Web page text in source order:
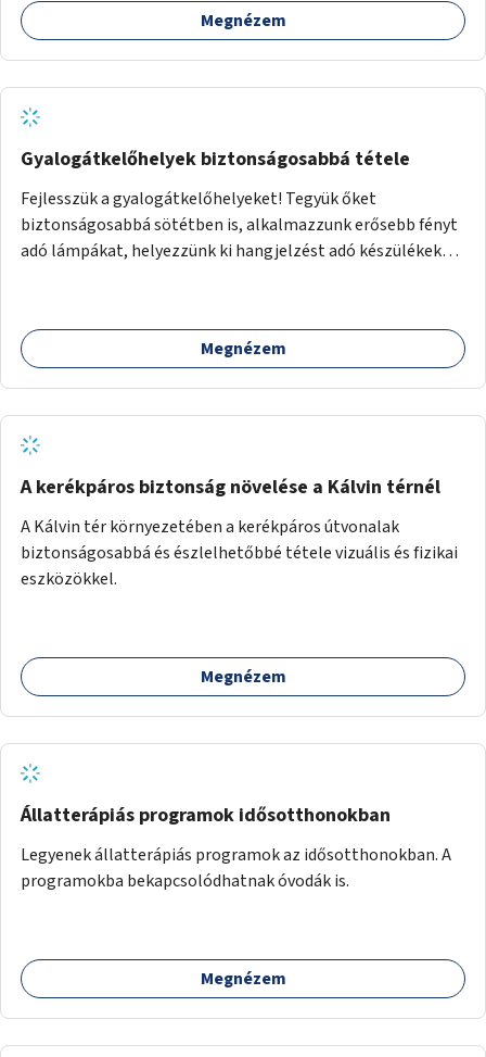
Megnézem
Gyalogátkelőhelyek biztonságosabbá tétele
Fejlesszük a gyalogátkelőhelyeket! Tegyük őket
biztonságosabbá sötétben is, alkalmazzunk erősebb fényt
adó lámpákat, helyezzünk ki hangjelzést adó készülékeket
Megnézem
A kerékpáros biztonság növelése a Kálvin térnél
A Kálvin tér környezetében a kerékpáros útvonalak
biztonságosabbá és észlelhetőbbé tétele vizuális és fizikai
eszközökkel.
Megnézem
Állatterápiás programok idősotthonokban
Legyenek állatterápiás programok az idősotthonokban. A
programokba bekapcsolódhatnak óvodák is.
Megnézem